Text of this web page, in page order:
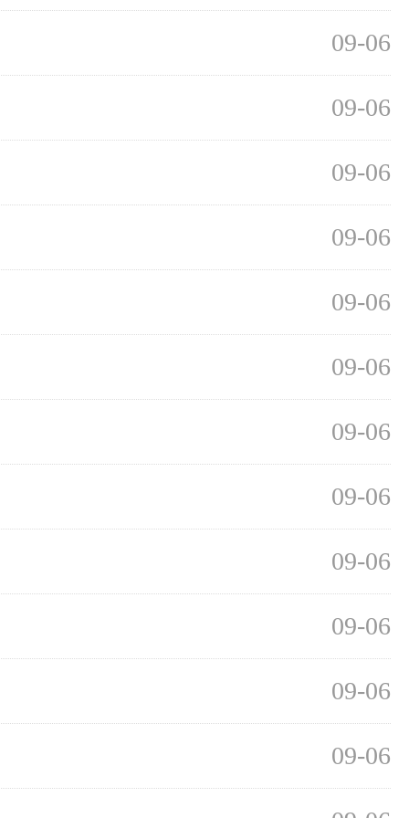
09-06
09-06
09-06
09-06
09-06
09-06
09-06
09-06
09-06
09-06
09-06
09-06